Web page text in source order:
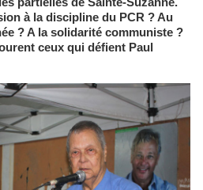
à la discipline du PCR ? Au
? A la solidarité communiste ?
ceux qui défient Paul